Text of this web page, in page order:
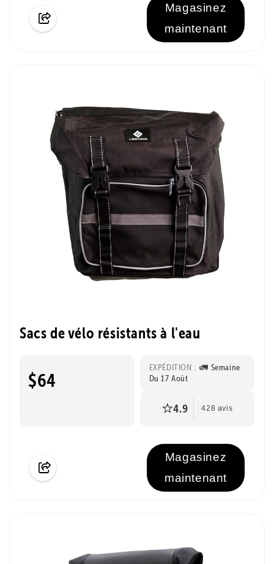
Magasinez
maintenant
Sacs de vélo résistants à l'eau
$64
EXPÉDITION : 🚛 Semaine
Du 17 Août
4.9 428 avis
Magasinez
maintenant